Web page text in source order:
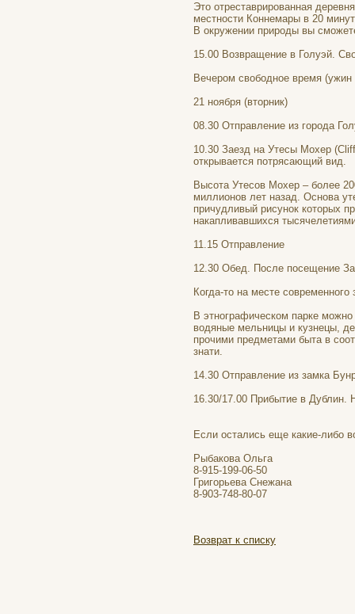
Это отреставрированная
местности Коннемары в 20
В окружении природы вы
15.00 Возвращение в Голуэй.
Вечером свободное время
21 ноября (вторник)
08.30 Отправление из города
10.30 Заезд на Утесы Мохер
открывается потрясающий вид.
Высота Утесов Мохер – более
миллионов лет назад. Основа
причудливый рисунок которых
накапливавшихся
11.15 Отправление
12.30 Обед. После посещение
Когда-то на месте
В этнографическом парке
водяные мельницы и кузнецы,
прочими предметами быта в
знати.
14.30 Отправление из замка
16.30/17.00 Прибытие в Дублин.
Если остались еще какие-либо
Рыбакова Ольга
8-915-199-06-50
Григорьева Снежана
8-903-748-80-07
Возврат к списку